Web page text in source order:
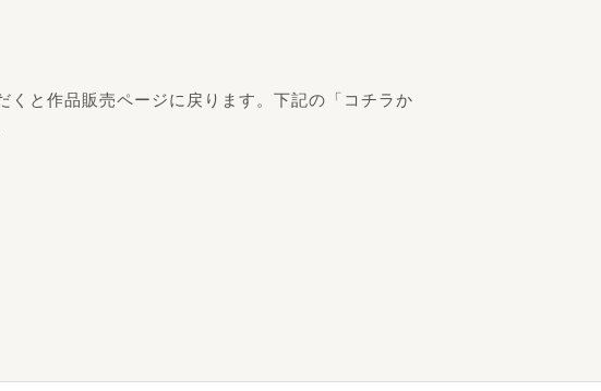
と作品販売ページに戻ります。下記の「コチラか